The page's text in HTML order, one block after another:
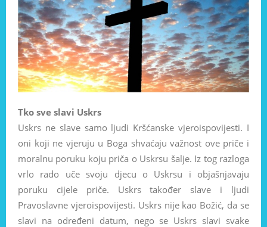
Tko sve slavi Uskrs
Uskrs ne slave samo ljudi Kršćanske vjeroispovijesti. I
oni koji ne vjeruju u Boga shvaćaju važnost ove priče i
moralnu poruku koju priča o Uskrsu šalje. Iz tog razloga
vrlo rado uče svoju djecu o Uskrsu i objašnjavaju
poruku cijele priče. Uskrs također slave i ljudi
Pravoslavne vjeroispovijesti. Uskrs nije kao Božić, da se
slavi na određeni datum, nego se Uskrs slavi svake